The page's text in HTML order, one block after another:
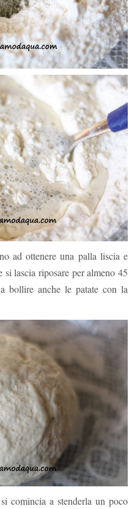
ad ottenere una palla liscia e
lascia riposare per almeno 45
bollire anche le patate con la
comincia a stenderla un poco